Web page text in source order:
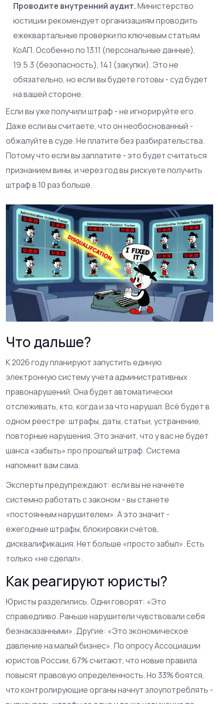
Проводите внутренний аудит.Министерство
юстиции рекомендует организациям проводить
ежеквартальные проверки по ключевым статьям
КоАП. Особенно по 13.11 (персональные данные),
19.5.3 (безопасность), 14.1 (закупки). Это не
обязательно, но если вы будете готовы - суд будет
на вашей стороне.
Если вы уже получили штраф - не игнорируйте его.
Даже если вы считаете, что он необоснованный -
обжалуйте в суде. Не платите без разбирательства.
Потому что если вы заплатите - это будет считаться
признанием вины, и через год вы рискуете получить
штраф в 10 раз больше.
Что дальше?
К 2026 году планируют запустить единую
электронную систему учета административных
правонарушений. Она будет автоматически
отслеживать, кто, когда и за что нарушал. Всё будет в
одном реестре: штрафы, даты, статьи, устранение,
повторные нарушения. Это значит, что у вас не будет
шанса «забыть» про прошлый штраф. Система
напомнит вам сама.
Эксперты предупреждают: если вы не начнете
системно работать с законом - вы станете
«постоянным нарушителем». А это значит -
ежегодные штрафы, блокировки счетов,
дисквалификация. Нет больше «просто забыл». Есть
только «не сделал».
Как реагируют юристы?
Юристы разделились. Одни говорят: «Это
справедливо. Раньше нарушители чувствовали себя
безнаказанными». Другие: «Это экономическое
давление на малый бизнес». По опросу Ассоциации
юристов России, 67% считают, что новые правила
повысят правовую определенность. Но 33% боятся,
что контролирующие органы начнут злоупотреблять -